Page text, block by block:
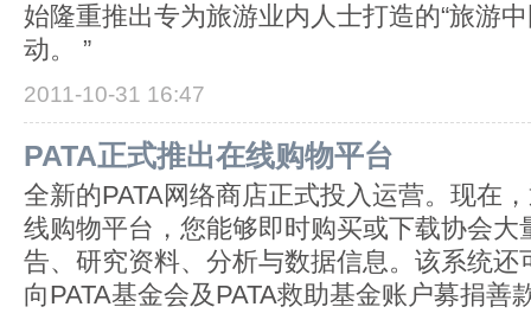
始隆重推出专为旅游业内人士打造的“旅游
动。 ”
2011-10-31 16:47
PATA正式推出在线购物平台
全新的PATA网络商店正式投入运营。现在
线购物平台，您能够即时购买或下载协会大
告、研究资料、分析与数据信息。该系统还
向PATA基金会及PATA救助基金账户募捐善